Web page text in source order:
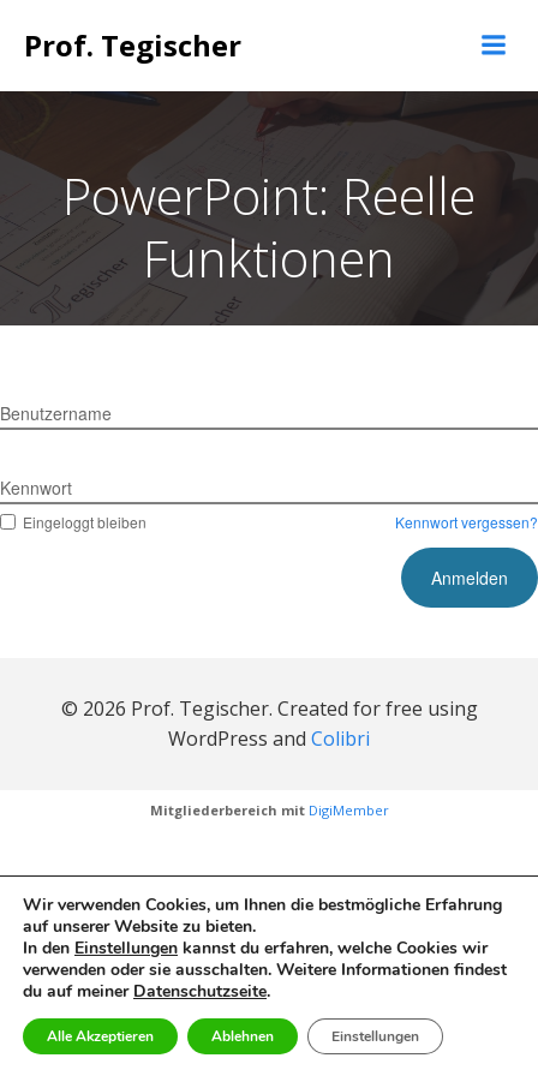
Prof. Tegischer
PowerPoint: Reelle
Funktionen
Benutzername
Kennwort
Eingeloggt bleiben Kennwort vergessen?
© 2026 Prof. Tegischer. Created for free using
WordPress and Colibri
Mitgliederbereich mit DigiMember
Wir verwenden Cookies, um Ihnen die bestmögliche Erfahrung
auf unserer Website zu bieten.
In den Einstellungen kannst du erfahren, welche Cookies wir
verwenden oder sie ausschalten. Weitere Informationen findest
du auf meiner Datenschutzseite.
Alle Akzeptieren Ablehnen Einstellungen